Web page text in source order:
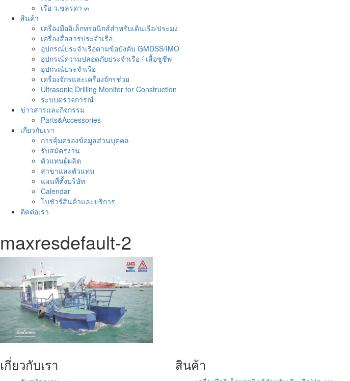
เรือ ว.ชลรดา ๓
สินค้า
เครื่องมืออิเล็กทรอนิกส์สำหรับเดินเรือ/ประมง
เครื่องสื่อสารประจำเรือ
อุปกรณ์ประจำเรือตามข้อบังคับ GMDSS/IMO
อุปกรณ์ความปลอดภัยประจำเรือ / เสื้อชูชีพ
อุปกรณ์ประจำเรือ
เครื่องจักรและเครื่องจักรช่วย
Ultrasonic Drilling Monitor for Construction
ระบบตรวจการณ์
ข่าวสารและกิจกรรม
Parts&Accessories
เกี่ยวกับเรา
การคุ้มครองข้อมูลส่วนบุคคล
รับสมัครงาน
ตัวแทนผู้ผลิต
สาขาและตัวแทน
แผนที่ตั้งบริษัท
Calendar
โบชัวร์สินค้าและบริการ
ติดต่อเรา
maxresdefault-2
เกี่ยวกับเรา สินค้า